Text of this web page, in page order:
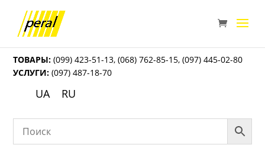
ТОВАРЫ: (099) 423-51-13,(068) 762-85-15,(097) 445-02-80
УСЛУГИ: (097) 487-18-70
UA RU